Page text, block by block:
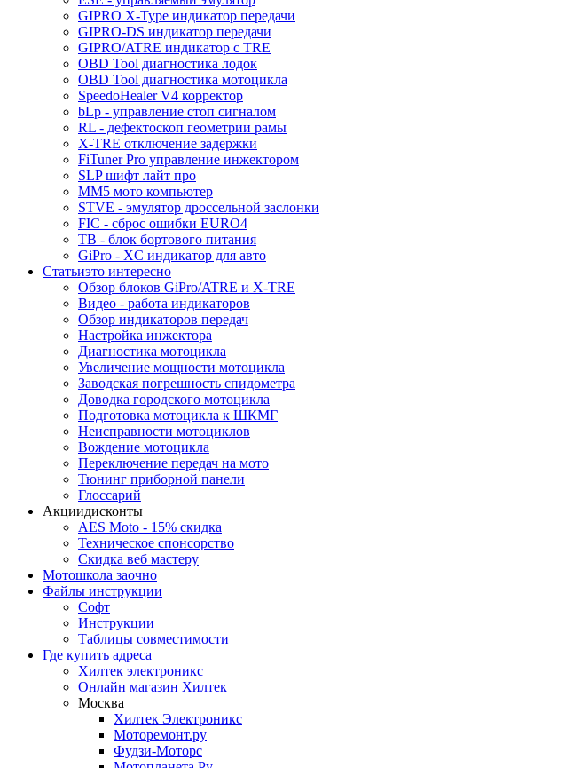
GIPRO X-Type индикатор передачи
GIPRO-DS индикатор передачи
GIPRO/ATRE индикатор с TRE
OBD Tool диагностика лодок
OBD Tool диагностика мотоцикла
SpeedoHealer V4 корректор
bLp - управление стоп сигналом
RL - дефектоскоп геометрии рамы
X-TRE отключение задержки
FiTuner Pro управление инжектором
SLP шифт лайт про
MM5 мото компьютер
STVE - эмулятор дроссельной заслонки
FIC - сброс ошибки EURO4
TB - блок бортового питания
GiPro - XC индикатор для авто
Статьиэто интересно
Обзор блоков GiPro/ATRE и X-TRE
Видео - работа индикаторов
Обзор индикаторов передач
Настройка инжектора
Диагноcтика мотоцикла
Увеличение мощности мотоцикла
Заводская погрешность спидометра
Доводка городского мотоцикла
Подготовка мотоцикла к ШКМГ
Неисправности мотоциклов
Вождение мотоцикла
Переключение передач на мото
Тюнинг приборной панели
Глоссарий
Акциидисконты
AES Moto - 15% скидка
Техническое спонсорство
Скидка веб мастеру
Мотошкола заочно
Файлы инструкции
Софт
Инструкции
Таблицы совместимости
Где купить адреса
Хилтек электроникс
Онлайн магазин Хилтек
Москва
Хилтек Электроникс
Моторемонт.ру
Фудзи-Моторс